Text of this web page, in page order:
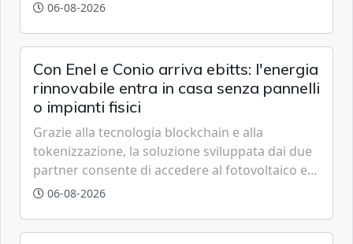
06-08-2026
Con Enel e Conio arriva ebitts: l'energia
rinnovabile entra in casa senza pannelli
o impianti fisici
Grazie alla tecnologia blockchain e alla
tokenizzazione, la soluzione sviluppata dai due
partner consente di accedere al fotovoltaico e
all'eolico ottenendo risparmi diretti in bolletta,
06-08-2026